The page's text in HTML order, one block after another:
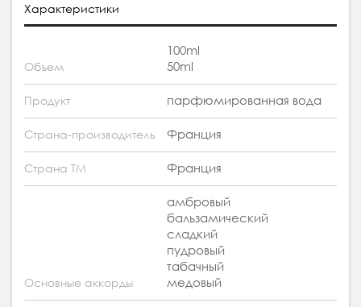
Характеристики
Объем
100ml
50ml
Продукт парфюмированная вода
Страна-производитель Франция
Страна ТМ Франция
Основные аккорды
амбровый
бальзамический
сладкий
пудровый
табачный
медовый